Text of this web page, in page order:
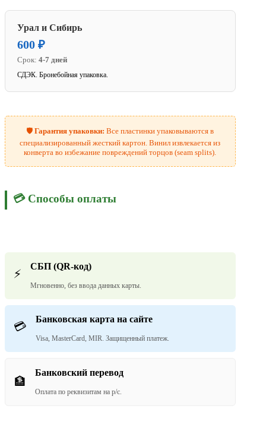
Урал и Сибирь
600 ₽
Срок: 4-7 дней
СДЭК. Бронебойная упаковка.
🛡️Гарантия упаковки: Все пластинки упаковываются в
специализированный жесткий картон. Винил извлекается из
конверта во избежание повреждений торцов (seam splits).
💳 Способы оплаты
⚡
СБП (QR-код)
Мгновенно, без ввода данных карты.
💳
Банковская карта на сайте
Visa, MasterCard, MIR. Защищенный платеж.
🏦
Банковский перевод
Оплата по реквизитам на р/с.